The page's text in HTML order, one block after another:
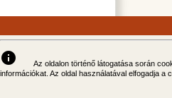
info
Az oldalon történő látogatása során
információkat. Az oldal használatával elfogadja a